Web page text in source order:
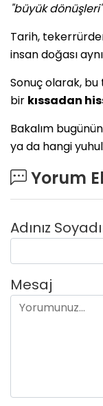
"büyük dönüşleri"
Tarih,
insan doğası
Sonuç olarak,
bir kıssadan
Bakalım
ya da hangi
Yorum
Adınız
Mesaj